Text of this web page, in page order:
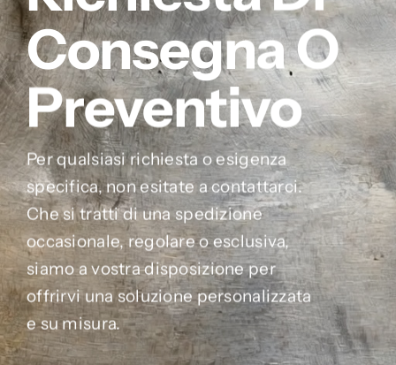
Consegna O
Preventivo
Per qualsiasi richiesta o esigenza
specifica, non esitate a contattarci.
Che si tratti di una spedizione
occasionale, regolare o esclusiva,
siamo a vostra disposizione per
offrirvi una soluzione personalizzata
e su misura.